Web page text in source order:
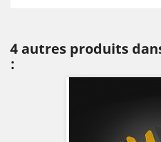
4 autres produits
: